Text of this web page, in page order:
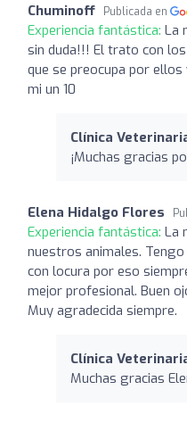
Chuminoff Publicada en
Experiencia fantástica: La
sin duda!!! El trato con
que se preocupa por
mi un 10
Clínica
¡Muchas gracias
Elena Hidalgo Flores
Experiencia fantástica: La
nuestros animales.
con locura por eso
mejor profesional. Buen
Muy agradecida siempre.
Clínica
Muchas gracias